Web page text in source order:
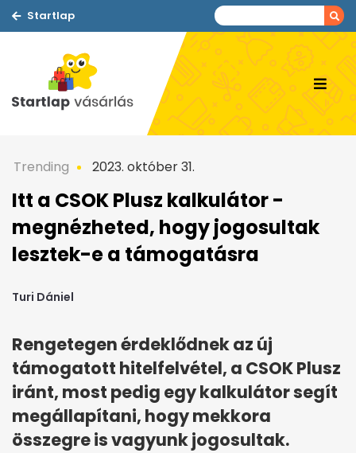
Startlap
Trending 2023. október 31.
Itt a CSOK Plusz kalkulátor -
megnézheted, hogy jogosultak
lesztek-e a támogatásra
Turi Dániel
Rengetegen érdeklődnek az új
támogatott hitelfelvétel, a CSOK Plusz
iránt, most pedig egy kalkulátor segít
megállapítani, hogy mekkora
összegre is vagyunk jogosultak.